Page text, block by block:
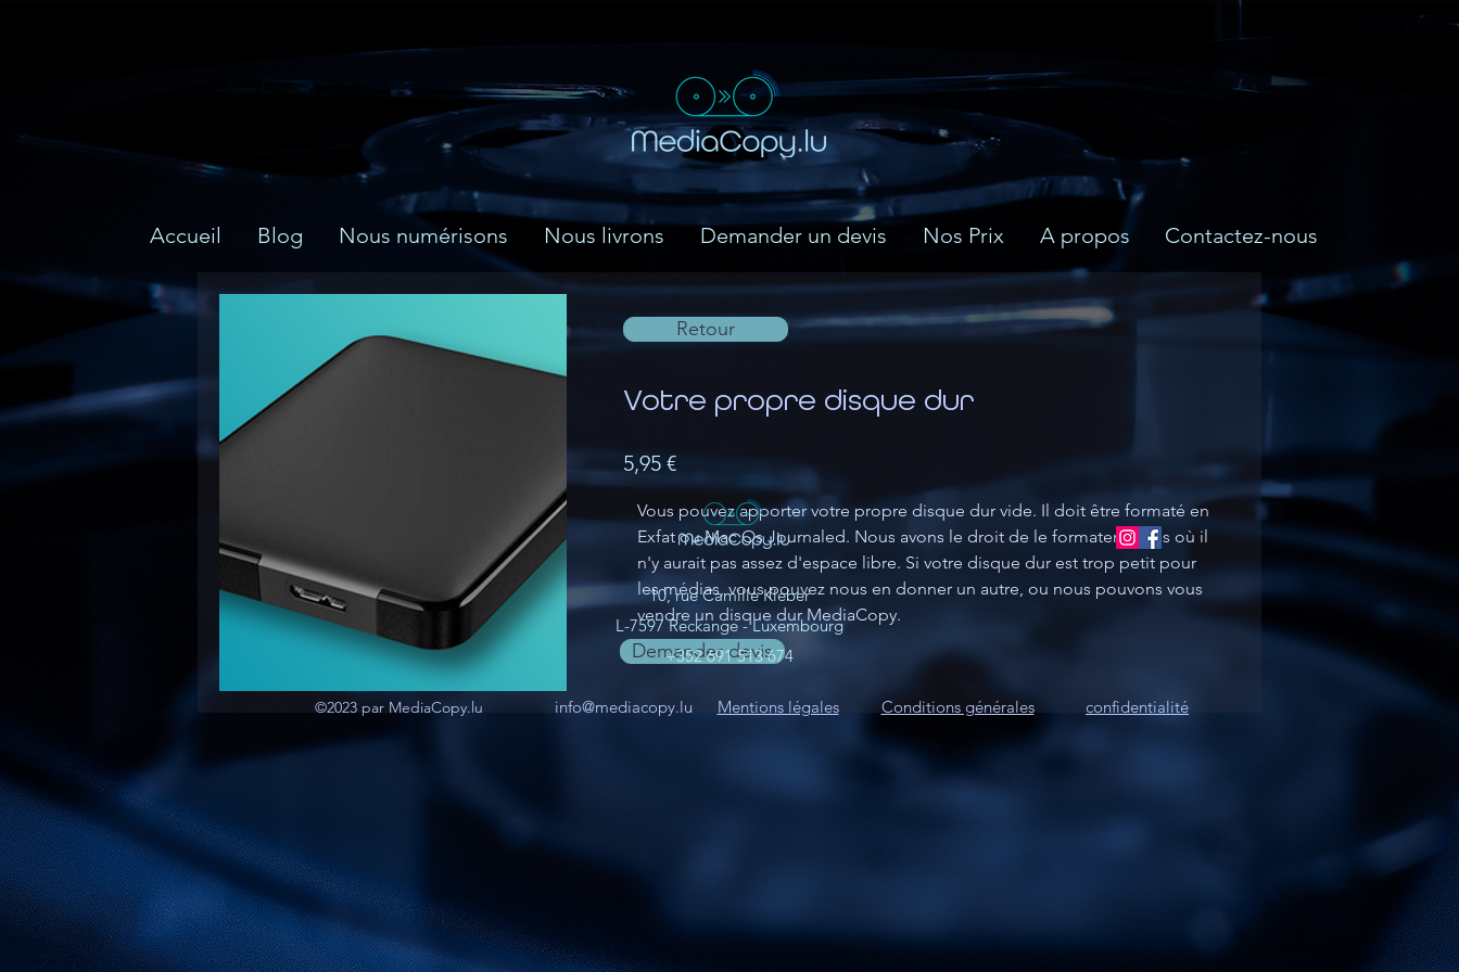
Accueil Blog Nous numérisons Nous livrons Demander un devis Nos Prix A propos Contactez-nous
Retour
Votre propre disque dur
5,95 €
Demander devis
Vous pouvez apporter votre propre disque dur vide. Il doit être formaté en
Exfat ou Mac Os Journaled. Nous avons le droit de le formater au cas où il
n'y aurait pas assez d'espace libre. Si votre disque dur est trop petit pour
les médias, vous pouvez nous en donner un autre, ou nous pouvons vous
vendre un disque dur MediaCopy.
10, rue Camille Kleber
L-7597 Reckange - Luxembourg
+352 691 513 674
©2023 par MediaCopy.lu info@mediacopy.lu Mentions légales Conditions générales confidentialité